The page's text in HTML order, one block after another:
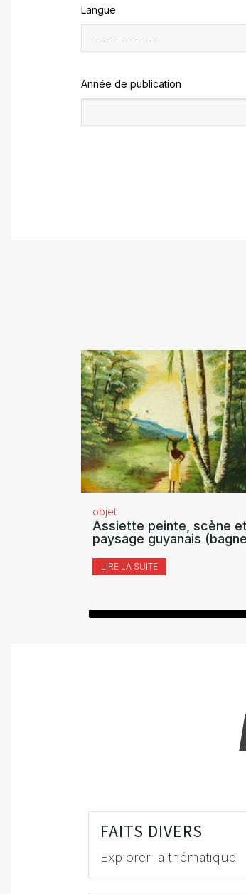
Langue
Année de publication
objet
Assiette peinte, scène
paysage guyanais
LIRE LA SUITE
FAITS DIVERS
Explorer la thématique